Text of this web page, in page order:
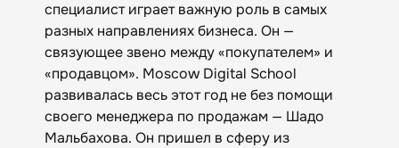
специалист играет важную роль в самых
разных направлениях бизнеса. Он —
связующее звено между «покупателем» и
«продавцом». Moscow Digital School
развивалась весь этот год не без помощи
своего менеджера по продажам — Шадо
Мальбахова. Он пришел в сферу из